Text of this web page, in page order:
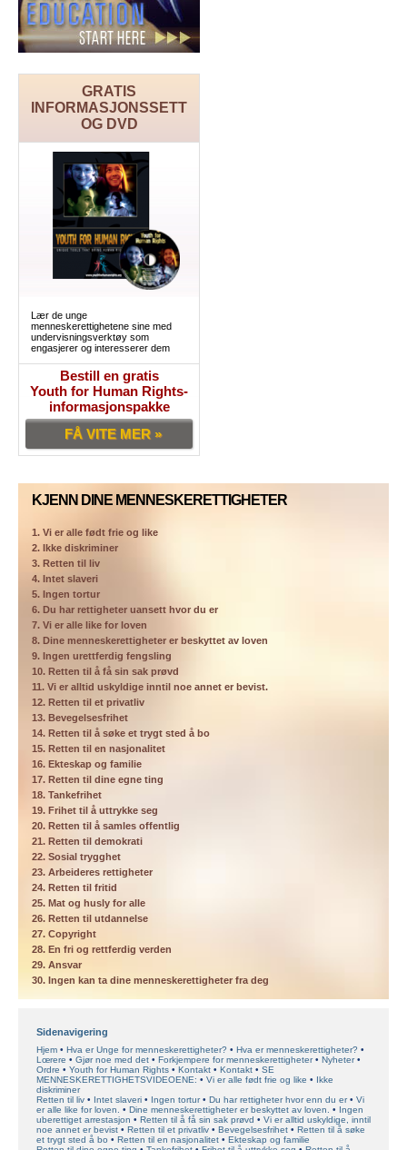
GRATIS
INFORMASJONSSETT
OG DVD
Lær de unge
menneskerettighetene sine med
undervisningsverktøy som
engasjerer og interesserer dem
Bestill en gratis
Youth for Human Rights-
informasjonspakke
FÅ VITE MER »
KJENN DINE MENNESKERETTIGHETER
1. Vi er alle født frie og like
2. Ikke diskriminer
3. Retten til liv
4. Intet slaveri
5. Ingen tortur
6. Du har rettigheter uansett hvor du er
7. Vi er alle like for loven
8. Dine menneskerettigheter er beskyttet av loven
9. Ingen urettferdig fengsling
10. Retten til å få sin sak prøvd
11. Vi er alltid uskyldige inntil noe annet er bevist.
12. Retten til et privatliv
13. Bevegelsesfrihet
14. Retten til å søke et trygt sted å bo
15. Retten til en nasjonalitet
16. Ekteskap og familie
17. Retten til dine egne ting
18. Tankefrihet
19. Frihet til å uttrykke seg
20. Retten til å samles offentlig
21. Retten til demokrati
22. Sosial trygghet
23. Arbeideres rettigheter
24. Retten til fritid
25. Mat og husly for alle
26. Retten til utdannelse
27. Copyright
28. En fri og rettferdig verden
29. Ansvar
30. Ingen kan ta dine menneskerettigheter fra deg
Sidenavigering
Hjem Hva er Unge for menneskerettigheter?
Hva er menneskerettigheter?
Lœrere
Gjør noe med det Forkjempere for menneskerettigheter
Nyheter
Ordre
Youth for Human Rights Kontakt Kontakt
SE
MENNESKERETTIGHETSVIDEOENE:
Vi er alle født frie og like
Ikke
diskriminer
Retten til liv
Intet slaveri Ingen tortur Du har rettigheter hvor enn du er
Vi
er alle like for loven.
Dine menneskerettigheter er beskyttet av loven.
Ingen
uberettiget arrestasjon
Retten til å få sin sak prøvd
Vi er alltid uskyldige, inntil
noe annet er bevist
Retten til et privatliv Bevegelsesfrihet
Retten til å søke
et trygt sted å bo
Retten til en nasjonalitet
Ekteskap og familie